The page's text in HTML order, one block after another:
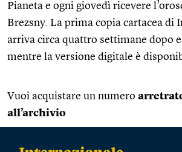
Pianeta e ogni giovedì ricevere
Brezsny. La prima copia cartacea di
arriva circa quattro settimane dopo
mentre la versione digitale è
Vuoi acquistare un numero
all’archivio